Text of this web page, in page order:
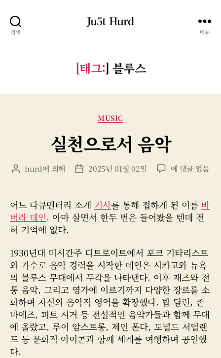
검색
Ju5t Hurd
메뉴
[태그:]블루스
카
테
고
리
MUSIC
실천으로서 음악
게
작
성
자
hurd에 의해
게
날
짜
2025년 01월 02일
실
로
서
음
에 댓글 없음
어느 다큐멘터리 소개 기사를 통해 접하게 된 이름 바
버라 데인. 아마 살면서 한두 번은 들어봤을 텐데 전
혀 기억에 없다.
1930년대 미시간주 디트로이트에서 포크 기타리스트
와 가수로 음악 경력을 시작한 데인은 시카고와 뉴욕
의 블루스 무대에서 두각을 나타낸다. 이후 재즈와 전
통 음악, 그리고 영가에 이르기까지 다양한 장르를 소
화하며 자신의 음악적 영역을 확장했다. 밥 딜런, 존
바에즈, 피트 시거 등 전설적인 음악가들과 함께 무대
에 올랐고, 루이 암스트롱, 제인 폰다, 도널드 서덜랜
드 등 문화적 아이콘과 함께 세계를 여행하며 공연했
다.